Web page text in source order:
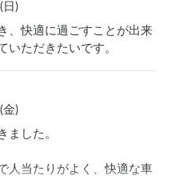
日)
、快適に過ごすことが出来
いただきたいです。
金)
ました。
人当たりがよく、快適な車